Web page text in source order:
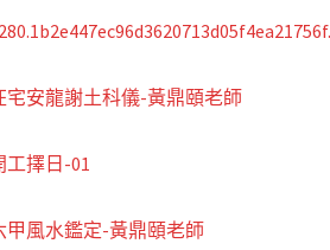
宅安龍謝土科儀-黃鼎頤老師
工擇日-01
甲風水鑑定-黃鼎頤老師